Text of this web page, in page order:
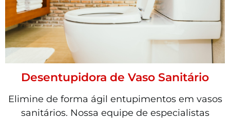
Desentupidora de Vaso Sanitário
Elimine de forma ágil entupimentos em vasos
sanitários. Nossa equipe de especialistas